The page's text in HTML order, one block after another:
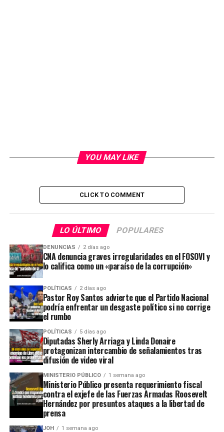
YOU MAY LIKE
CLICK TO COMMENT
LO ÚLTIMO POPULARES
DENUNCIAS 2 días ago
CNA denuncia graves irregularidades en el FOSOVI y
lo califica como un «paraíso de la corrupción»
POLÍTICAS 2 días ago
Pastor Roy Santos advierte que el Partido Nacional
podría enfrentar un desgaste político si no corrige
el rumbo
POLÍTICAS 5 días ago
Diputadas Sherly Arriaga y Linda Donaire
protagonizan intercambio de señalamientos tras
difusión de video viral
MINISTERIO PÚBLICO 1 semana ago
Ministerio Público presenta requerimiento fiscal
contra el exjefe de las Fuerzas Armadas Roosevelt
Hernández por presuntos ataques a la libertad de
prensa
JOH 1 semana ago